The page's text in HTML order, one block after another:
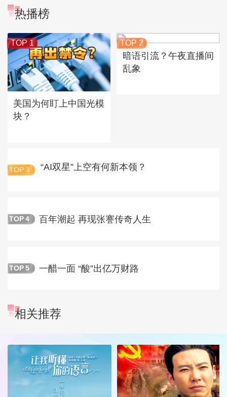
热播榜
TOP 1
美国为何盯上中国光模
块？
TOP 2
暗语引流？午夜直播间
乱象
TOP 3 “AI双星”上空有何新本领？
TOP 4 百年潮起 再现张謇传奇人生
TOP 5 一醋一面 “酸”出亿万财路
相关推荐